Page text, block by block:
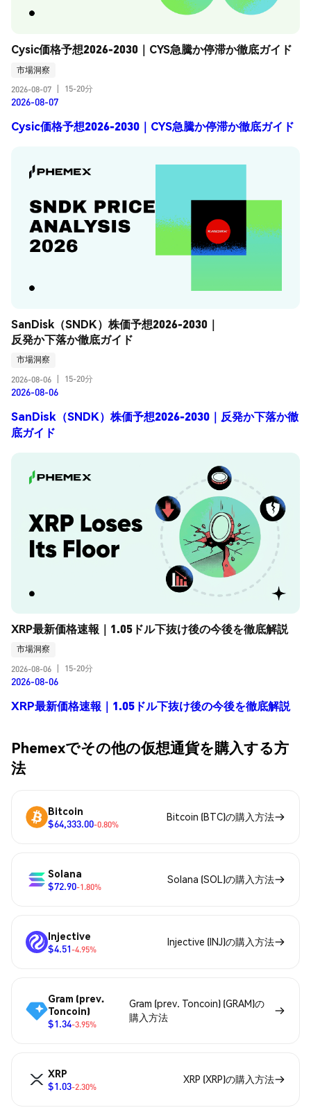
Cysic価格予想2026-2030｜CYS急騰か停滞か徹底ガイド
市場洞察
2026-08-07
15-20分
2026-08-07
Cysic価格予想2026-2030｜CYS急騰か停滞か徹底ガイド
SanDisk（SNDK）株価予想2026-2030｜
反発か下落か徹底ガイド
市場洞察
2026-08-06
15-20分
2026-08-06
SanDisk（SNDK）株価予想2026-2030｜反発か下落か徹
底ガイド
XRP最新価格速報｜1.05ドル下抜け後の今後を徹底解説
市場洞察
2026-08-06
15-20分
2026-08-06
XRP最新価格速報｜1.05ドル下抜け後の今後を徹底解説
Phemexでその他の仮想通貨を購入する方
法
Bitcoin
$64,333.00-0.80%
Bitcoin (BTC)の購入方法
Solana
$72.90-1.80%
Solana (SOL)の購入方法
Injective
$4.51-4.95%
Injective (INJ)の購入方法
Gram (prev.
Toncoin)
$1.34-3.95%
Gram (prev. Toncoin) (GRAM)の
購入方法
XRP
$1.03-2.30%
XRP (XRP)の購入方法